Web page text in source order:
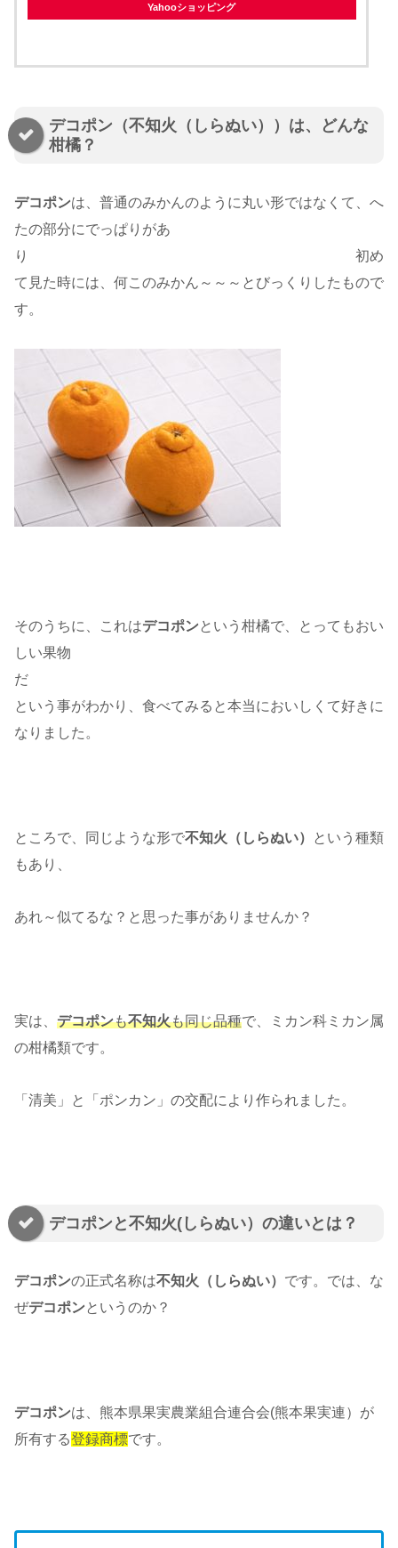
Yahooショッピング
デコポン（不知火（しらぬい））は、どんな
柑橘？
デコポンは、普通のみかんのように丸い形ではなくて、へ
たの部分にでっぱりがあ
り 初め
て見た時には、何このみかん～～～とびっくりしたもので
す。
そのうちに、これはデコポンという柑橘で、とってもおい
しい果物
だ
という事がわかり、食べてみると本当においしくて好きに
なりました。
ところで、同じような形で不知火（しらぬい）
という種類
もあり、
あれ～似てるな？と思った事がありませんか？
実は、 デコポンも不知火も同じ品種で、ミカン科ミカン属
の柑橘類です。
「清美」と「ポンカン」の交配により作られました。
デコポンと不知火(しらぬい）の違いとは？
デコポンの正式名称は不知火（しらぬい） です。では、な
ぜデコポンというのか？
デコポンは、熊本県果実農業組合連合会(熊本果実連）が
所有する登録商標です。